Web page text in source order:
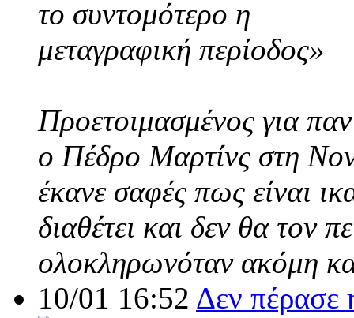
Προετοιμασμένος για
ο Πέδρο Μαρτίνς στη
έκανε σαφές πως είναι
διαθέτει και δεν θα τον
ολοκληρωνόταν ακόμη
10/01 16:52 Δεν πέρασε